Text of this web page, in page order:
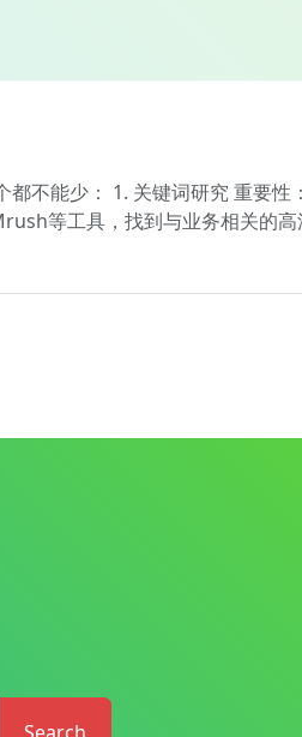
不能少： 1. 关键词研究 重要
等工具，找到与业务相关的